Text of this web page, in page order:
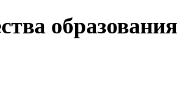
образования